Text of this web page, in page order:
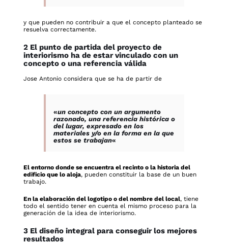
y que pueden no contribuir a que el concepto planteado se
resuelva correctamente.
2 El punto de partida del proyecto de
interiorismo ha de estar vinculado con un
concepto o una referencia válida
Jose Antonio considera que se ha de partir de
«un concepto con un argumento
razonado, una referencia histórica o
del lugar, expresado en los
materiales y/o en la forma en la que
estos se trabajan«
El entorno donde se encuentra el recinto o la historia del
edificio que lo aloja, pueden constituir la base de un buen
trabajo.
En la elaboración del logotipo o del nombre del local, tiene
todo el sentido tener en cuenta el mismo proceso para la
generación de la idea de interiorismo.
3 El diseño integral para conseguir los mejores
resultados